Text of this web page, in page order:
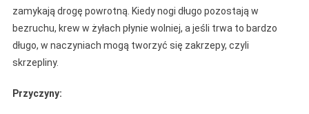
zamykają drogę powrotną. Kiedy nogi długo pozostają w
bezruchu, krew w żyłach płynie wolniej, a jeśli trwa to bardzo
długo, w naczyniach mogą tworzyć się zakrzepy, czyli
skrzepliny.
Przyczyny: